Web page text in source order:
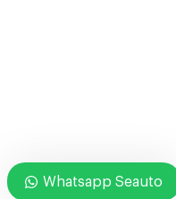
Whatsapp Seauto